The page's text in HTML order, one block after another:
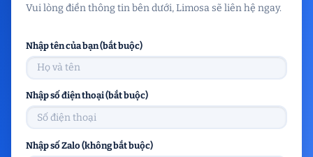
Vui lòng điền thông tin bên dưới, Limosa sẽ liên hệ ngay.
Nhập tên của bạn (bắt buộc)
Nhập số điện thoại (bắt buộc)
Nhập số Zalo (không bắt buộc)